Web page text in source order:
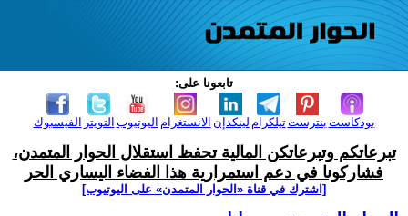
تابعونا على:
الفيسبوك التويتر اليوتيوب الانستغرام لينكدإن تيلكرامبنترست بودكاست
تبرعاتكم وتبرعاتكن المالية تحفظ استقلال الحوار المتمدن،
فشاركونا في دعم استمرارية هذا الفضاء اليساري الحر
[اشترك في قناة ‫«الحوار المتمدن» على اليوتيوب]